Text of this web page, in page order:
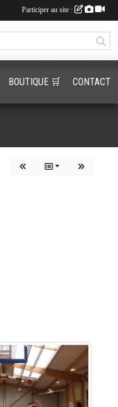
BOUTIQUE 🛒 CONTACT
Participer au site :